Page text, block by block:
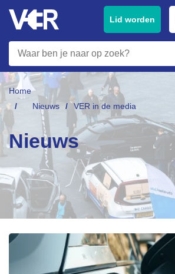
Lid worden
Home
Nieuws
VER in de media
Nieuws